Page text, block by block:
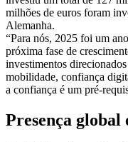
milhões de euros foram
Alemanha.
“Para nós, 2025 foi um
próxima fase de
investimentos direcionados
mobilidade, confiança
a confiança é um pré-
Presença global